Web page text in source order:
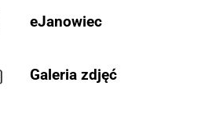
eJanowiec
Galeria zdjęć